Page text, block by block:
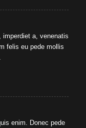
imperdiet a, venenatis
felis eu pede mollis
enim. Donec pede